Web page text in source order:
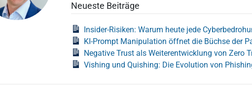
Neueste Beiträge
Insider-Risiken: Warum heute jede
KI-Prompt Manipulation öffnet die Büchse der
Negative Trust als Weiterentwicklung von Zero
Vishing und Quishing: Die Evolution von